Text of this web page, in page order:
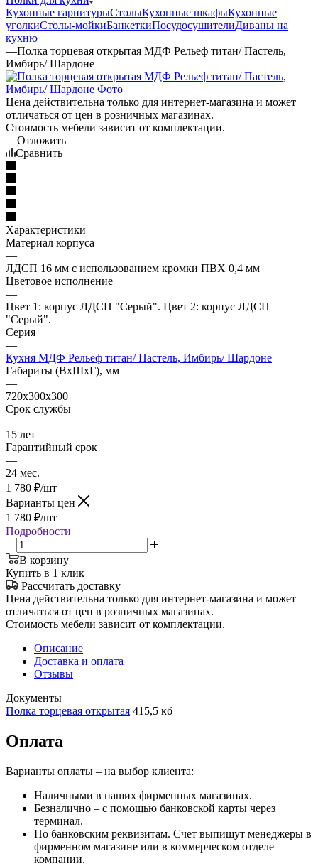
Кухонные гарнитурыСтолыКухонные шкафыКухонные
уголкиСтолы-мойкиБанкеткиПосудосушителиДиваны на
кухню
—Полка торцевая открытая МДФ Рельеф титан/ Пастель,
Имбирь/ Шардоне
Цена действительна только для интернет-магазина и может
отличаться от цен в розничных магазинах.
Стоимость мебели зависит от комплектации.
Отложить
Сравнить
Характеристики
Материал корпуса
—
ЛДСП 16 мм с использованием кромки ПВХ 0,4 мм
Цветовое исполнение
—
Цвет 1: корпус ЛДСП "Серый". Цвет 2: корпус ЛДСП
"Серый".
Серия
—
Кухня МДФ Рельеф титан/ Пастель, Имбирь/ Шардоне
Габариты (ВхШхГ), мм
—
720x300x300
Срок службы
—
15 лет
Гарантийный срок
—
24 мес.
1 780 ₽/шт
Варианты цен
1 780 ₽/шт
Подробности
В корзину
Купить в 1 клик
Рассчитать доставку
Цена действительна только для интернет-магазина и может
отличаться от цен в розничных магазинах.
Стоимость мебели зависит от комплектации.
Описание
Доставка и оплата
Отзывы
Документы
Полка торцевая открытая 415,5 кб
Оплата
Варианты оплаты – на выбор клиента:
Наличными в наших фирменных магазинах.
Безналично – с помощью банковской карты через
терминал.
По банковским реквизитам. Счет выпишут менеджеры в
фирменном магазине или в коммерческом отделе
компании.